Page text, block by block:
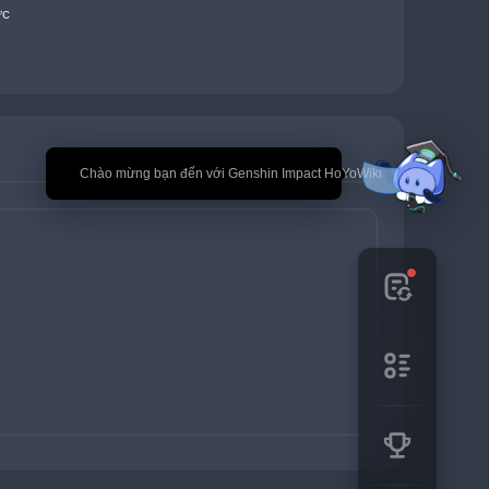
🎉 Chào mừng bạn đến với Genshin Impact HoYoWiki